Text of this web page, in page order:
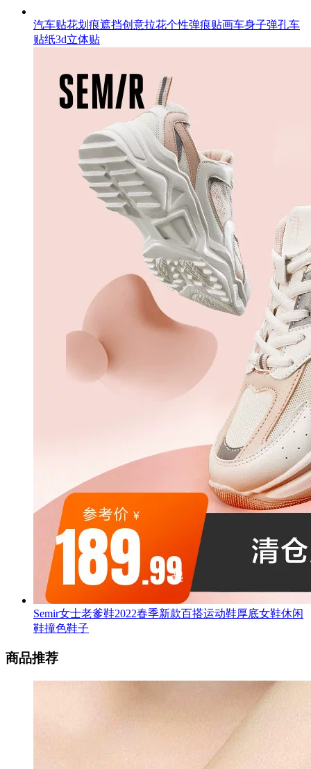
汽车贴花划痕遮挡创意拉花个性弹痕贴画车身子弹孔车
贴纸3d立体贴
Semir女士老爹鞋2022春季新款百搭运动鞋厚底女鞋休闲
鞋撞色鞋子
商品推荐